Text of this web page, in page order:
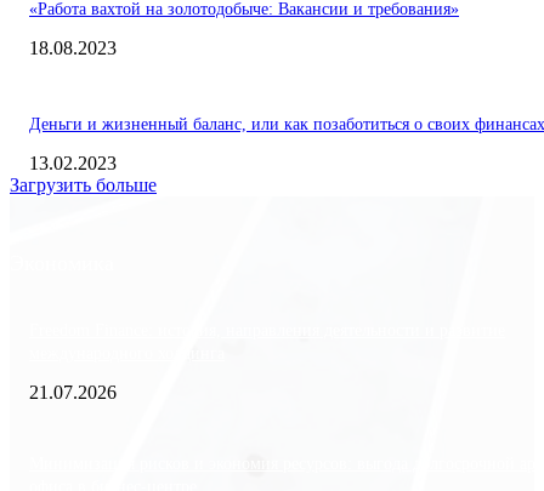
«Работа вахтой на золотодобыче: Вакансии и требования»
18.08.2023
Деньги и жизненный баланс, или как позаботиться о своих финансах
13.02.2023
Загрузить больше
21.07.2026